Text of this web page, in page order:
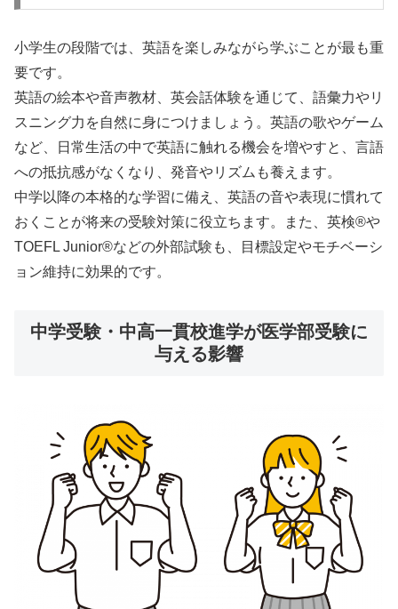
小学生の段階では、英語を楽しみながら学ぶことが最も重
要です。
英語の絵本や音声教材、英会話体験を通じて、語彙力やリ
スニング力を自然に身につけましょう。英語の歌やゲーム
など、日常生活の中で英語に触れる機会を増やすと、言語
への抵抗感がなくなり、発音やリズムも養えます。
中学以降の本格的な学習に備え、英語の音や表現に慣れて
おくことが将来の受験対策に役立ちます。また、英検®や
TOEFL Junior®などの外部試験も、目標設定やモチベーシ
ョン維持に効果的です。
中学受験・中高一貫校進学が医学部受験に
与える影響